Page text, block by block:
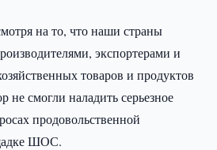
на то, что наши страны
экспортерами и
товаров и продуктов
не смогли наладить серьезное
продовольственной
ШОС.